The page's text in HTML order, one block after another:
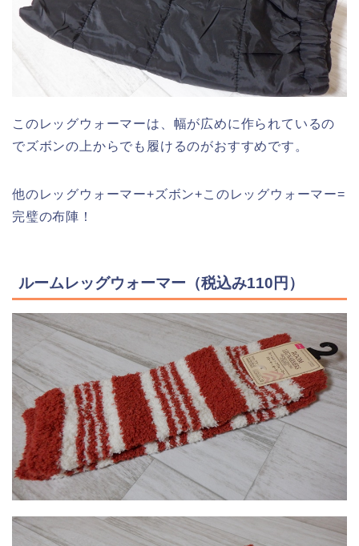
このレッグウォーマーは、幅が広めに作られているの
でズボンの上からでも履けるのがおすすめです。
他のレッグウォーマー+ズボン+このレッグウォーマー=
完璧の布陣！
ルームレッグウォーマー（税込み110円）